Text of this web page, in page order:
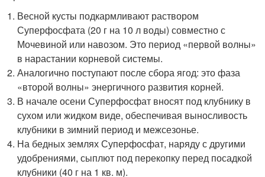
Весной кусты подкармливают раствором
Суперфосфата (20 г на 10 л воды) совместно с
Мочевиной или навозом. Это период «первой волны»
в нарастании корневой системы.
Аналогично поступают после сбора ягод: это фаза
«второй волны» энергичного развития корней.
В начале осени Суперфосфат вносят под клубнику в
сухом или жидком виде, обеспечивая выносливость
клубники в зимний период и межсезонье.
На бедных землях Суперфосфат, наряду с другими
удобрениями, сыплют под перекопку перед посадкой
клубники (40 г на 1 кв. м).